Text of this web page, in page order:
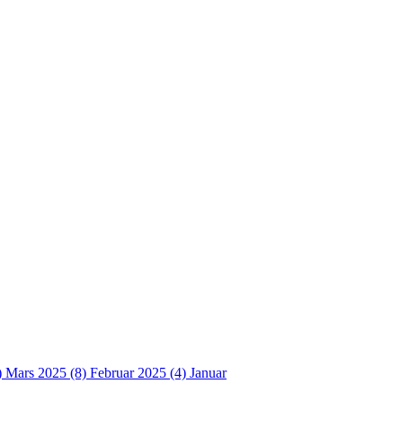
Mars 2025 (8) Februar 2025 (4) Januar